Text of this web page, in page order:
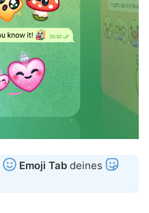
Emoji Tab deines